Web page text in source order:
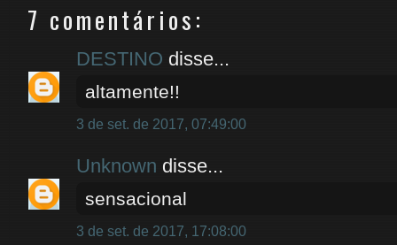
7 comentários:
DESTINO disse...
altamente!!
3 de set. de 2017, 07:49:00
Unknown disse...
sensacional
3 de set. de 2017, 17:08:00